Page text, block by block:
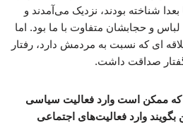
شناخته بودند، نزدیک می‌آمدند و
و حجابشان متفاوت با ما بود. اما
ای که نسبت به مردمش دارد، رفتار
گفتار صداقت داشت.
که ممکن است وارد فعالیت سیاسی
بگویند وارد فعالیت‌های اجتماعی